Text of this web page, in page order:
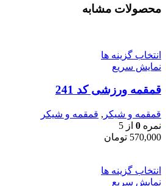
محصولات مشابه
انتخاب گزینه ها
نمایش سریع
قمقمه ورزشی کد 241
قمقمه و شیکر , قمقمه و شیکر
نمره 0 از 5
570,000 تومان
انتخاب گزینه ها
نمایش سریع